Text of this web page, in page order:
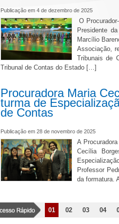
Publicação em 4 de dezembro de 2025
O
Presidente
Marcílio
Associação,
Tribunais de
Tribunal de Contas do Estado […]
Procuradora Maria
turma de
de Contas
Publicação em 28 de novembro de 2025
A
Cecília
Professor
da formatura.
01 02 03 04